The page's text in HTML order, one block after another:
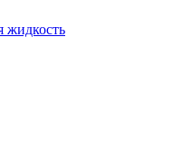
жидкость